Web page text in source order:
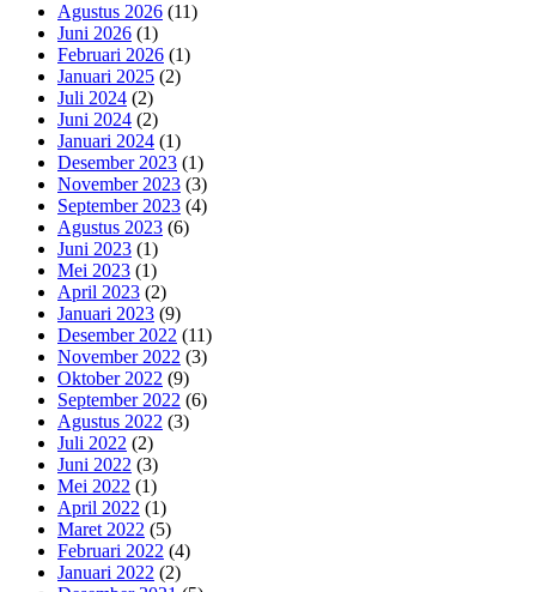
Agustus 2026 (11)
Juni 2026 (1)
Februari 2026 (1)
Januari 2025 (2)
Juli 2024 (2)
Juni 2024 (2)
Januari 2024 (1)
Desember 2023 (1)
November 2023 (3)
September 2023 (4)
Agustus 2023 (6)
Juni 2023 (1)
Mei 2023 (1)
April 2023 (2)
Januari 2023 (9)
Desember 2022 (11)
November 2022 (3)
Oktober 2022 (9)
September 2022 (6)
Agustus 2022 (3)
Juli 2022 (2)
Juni 2022 (3)
Mei 2022 (1)
April 2022 (1)
Maret 2022 (5)
Februari 2022 (4)
Januari 2022 (2)